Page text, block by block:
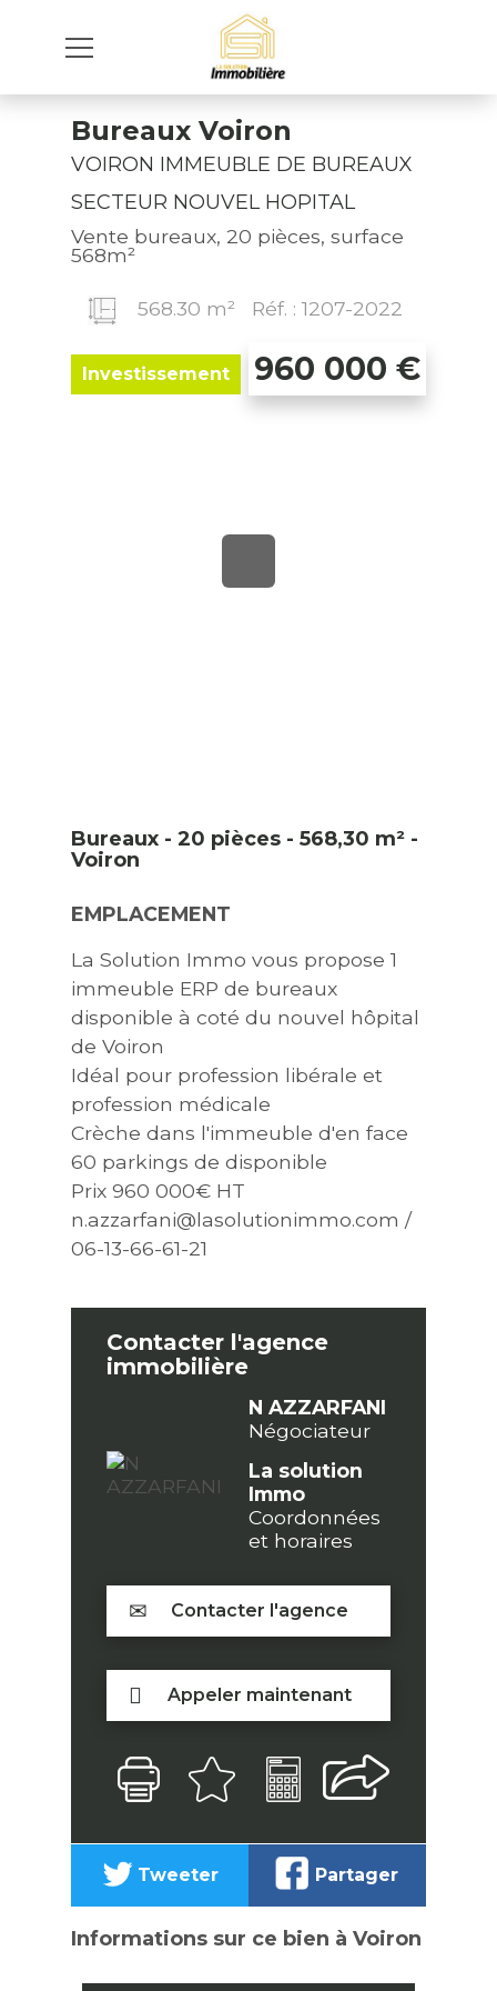
Bureaux Voiron
VOIRON IMMEUBLE DE BUREAUX
SECTEUR NOUVEL HOPITAL
Vente bureaux, 20 pièces, surface
568m²
568.30 m² Réf. : 1207-2022
960 000 €
Investissement
Bureaux - 20 pièces - 568,30 m² -
Voiron
EMPLACEMENT
La Solution Immo vous propose 1
immeuble ERP de bureaux
disponible à coté du nouvel hôpital
de Voiron
Idéal pour profession libérale et
profession médicale
Crèche dans l'immeuble d'en face
60 parkings de disponible
Prix 960 000€ HT
n.azzarfani@lasolutionimmo.com /
06-13-66-61-21
Contacter l'agence
immobilière
N AZZARFANI
Négociateur
La solution
Immo
Coordonnées
et horaires
Contacter l'agence
Appeler maintenant
Tweeter Partager
Informations sur ce bien à Voiron